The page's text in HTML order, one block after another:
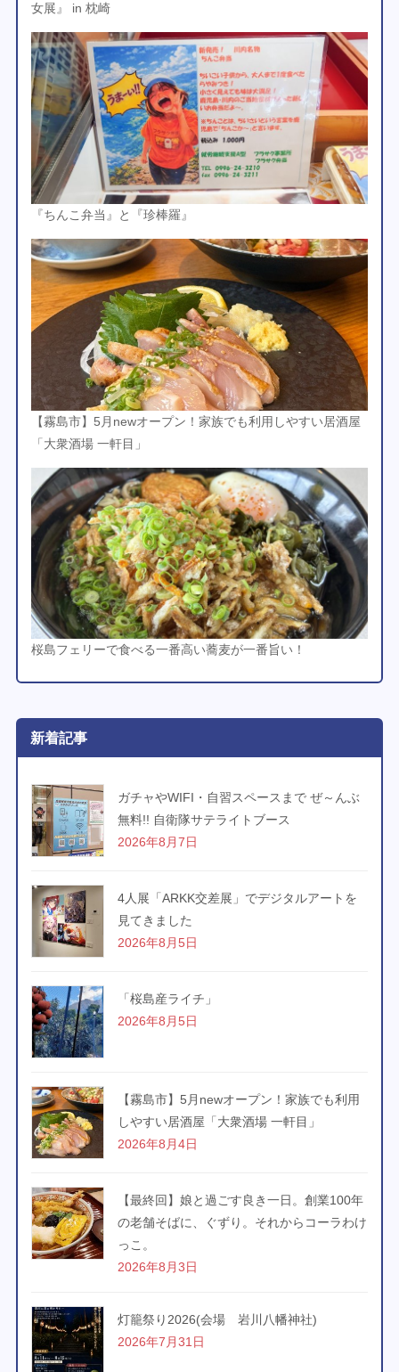
女展』 in 枕崎
『ちんこ弁当』と『珍棒羅』
【霧島市】5月newオープン！家族でも利用しやすい居酒屋
「大衆酒場 一軒目」
桜島フェリーで食べる一番高い蕎麦が一番旨い！
新着記事
ガチャやWIFI・自習スペースまで ぜ～んぶ
無料!! 自衛隊サテライトブース
2026年8月7日
4人展「ARKK交差展」でデジタルアートを
見てきました
2026年8月5日
「桜島産ライチ」
2026年8月5日
【霧島市】5月newオープン！家族でも利用
しやすい居酒屋「大衆酒場 一軒目」
2026年8月4日
【最終回】娘と過ごす良き一日。創業100年
の老舗そばに、ぐずり。それからコーラわけ
っこ。
2026年8月3日
灯籠祭り2026(会場 岩川八幡神社)
2026年7月31日